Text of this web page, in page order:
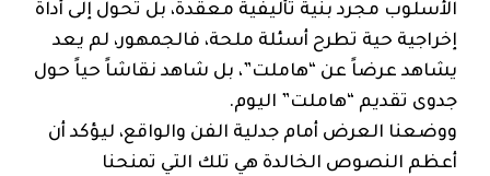
الأسلوب مجرد بنية تأليفية معقدة، بل تحول إلى أداة
إخراجية حية تطرح أسئلة ملحة، فالجمهور، لم يعد
يشاهد عرضاً عن “هاملت”، بل شاهد نقاشاً حياً حول
جدوى تقديم “هاملت” اليوم.
ووضعنا العرض أمام جدلية الفن والواقع، ليؤكد أن
أعظم النصوص الخالدة هي تلك التي تمنحنا